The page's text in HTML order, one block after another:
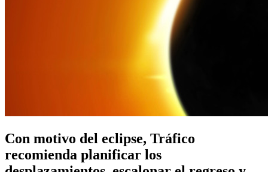
Con motivo del eclipse, Tráfico
recomienda planificar los